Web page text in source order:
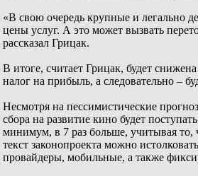
«В свою очередь крупные и легально
цены услуг. А это может вызвать
рассказал Грицак.
В итоге, считает Грицак, будет
налог на прибыль, а следовательно –
Несмотря на пессимистические
сбора на развитие кино будет
минимум, в 7 раз больше, учитывая
текст законопроекта можно
провайдеры, мобильные, а также